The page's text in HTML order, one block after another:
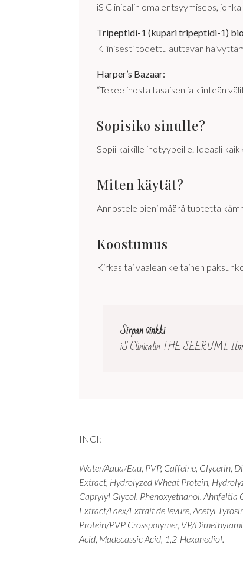
iS Clinicalin oma entsyymiseos,
Tripeptidi-1 (kupari tripeptidi-1)
Kliinisesti todettu auttavan
Harper’s Bazaar:
“Tekee ihosta tasaisen ja kiinteän
Sopisiko sinulle?
Sopii kaikille ihotyypeille. Ideaali
Miten käytät?
Annostele pieni määrä tuotetta
Koostumus
Kirkas tai vaalean keltainen
Sirpan vinkki
iS Clinicalin THE SEERUMI.
INCI:
Water/Aqua/Eau, PVP, Caffeine, Glycerin,
Extract, Hydrolyzed Wheat Protein,
Caprylyl Glycol, Phenoxyethanol, Ahnfeltia
Extract/Faex/Extrait de levure, Acetyl
Protein/PVP Crosspolymer, VP/
Acid, Madecassic Acid, 1,2-Hexanediol.